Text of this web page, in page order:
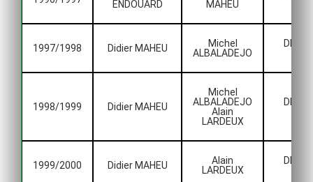
ENDOUARD
MAHEU
1997/1998 Didier MAHEU
Michel
ALBALADEJO
DH
1998/1999 Didier MAHEU
Michel
ALBALADEJO
Alain
LARDEUX
DH
1999/2000 Didier MAHEU
Alain
LARDEUX
DH